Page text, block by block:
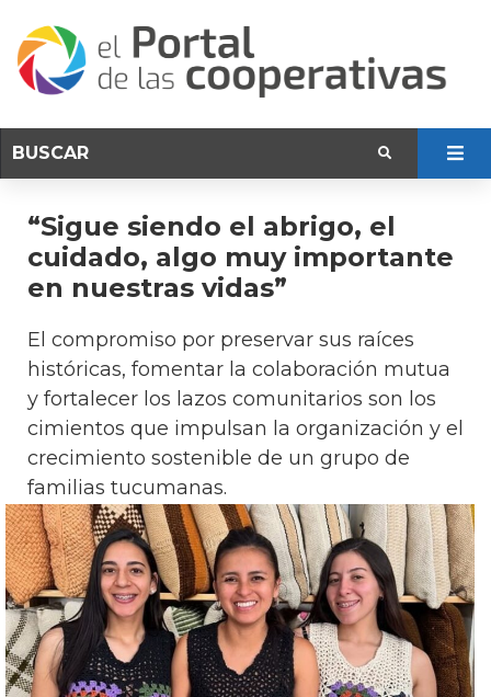
“Sigue siendo el abrigo, el
cuidado, algo muy importante
en nuestras vidas”
El compromiso por preservar sus raíces
históricas, fomentar la colaboración mutua
y fortalecer los lazos comunitarios son los
cimientos que impulsan la organización y el
crecimiento sostenible de un grupo de
familias tucumanas.